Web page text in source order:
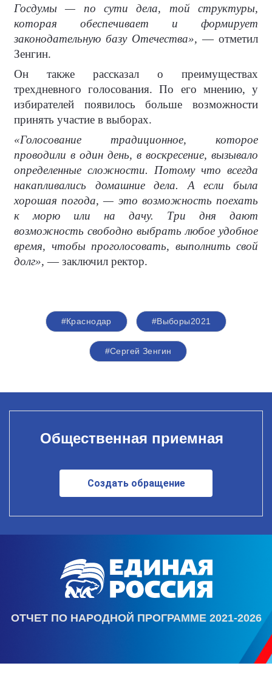
Госдумы — по сути дела, той структуры,
которая обеспечивает и формирует
законодательную базу Отечества», — отметил
Зенгин.
Он также рассказал о преимуществах
трехдневного голосования. По его мнению, у
избирателей появилось больше возможности
принять участие в выборах.
«Голосование традиционное, которое
проводили в один день, в воскресение, вызывало
определенные сложности. Потому что всегда
накапливались домашние дела. А если была
хорошая погода, — это возможность поехать
к морю или на дачу. Три дня дают
возможность свободно выбрать любое удобное
время, чтобы проголосовать, выполнить свой
долг», — заключил ректор.
#Краснодар #Выборы2021
#Сергей Зенгин
Общественная приемная
Создать обращение
ОТЧЕТ ПО НАРОДНОЙ ПРОГРАММЕ 2021-2026